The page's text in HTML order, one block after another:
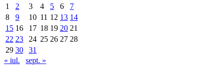
1
2 3 4 5 6
7
8
9 10 11 12 13 14
15 16 17 18 19 20 21
22 23 24 25 26 27 28
29 30
31
« iul.
sept. »